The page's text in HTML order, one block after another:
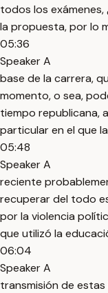
todos los
la propuesta, por lo
05:36
Speaker A
base de la carrera,
momento, o sea,
tiempo republicana,
particular en el que
05:48
Speaker A
reciente
recuperar del todo
por la violencia
que utilizó la
06:04
Speaker A
transmisión de